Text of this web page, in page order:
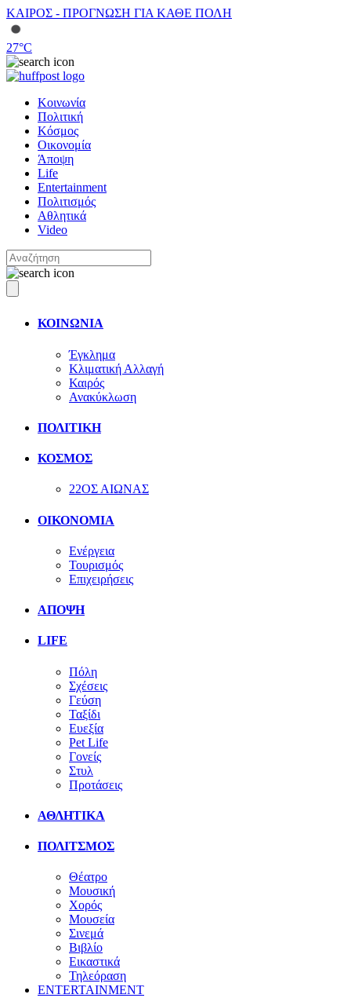
ΚΑΙΡΟΣ - ΠΡΟΓΝΩΣΗ ΓΙΑ ΚΑΘΕ ΠΟΛΗ
27°C
Κοινωνία
Πολιτική
Κόσμος
Οικονομία
Άποψη
Life
Entertainment
Πολιτισμός
Αθλητικά
Video
ΚΟΙΝΩΝΙΑ
Έγκλημα
Κλιματική Αλλαγή
Καιρός
Ανακύκλωση
ΠΟΛΙΤΙΚΗ
ΚΟΣΜΟΣ
22ΟΣ ΑΙΩΝΑΣ
ΟΙΚΟΝΟΜΙΑ
Ενέργεια
Τουρισμός
Επιχειρήσεις
ΑΠΟΨΗ
LIFE
Πόλη
Σχέσεις
Γεύση
Ταξίδι
Ευεξία
Pet Life
Γονείς
Στυλ
Προτάσεις
ΑΘΛΗΤΙΚΑ
ΠΟΛΙΤΣΜΟΣ
Θέατρο
Μουσική
Χορός
Μουσεία
Σινεμά
Βιβλίο
Εικαστικά
Τηλεόραση
ENTERTAINMENT